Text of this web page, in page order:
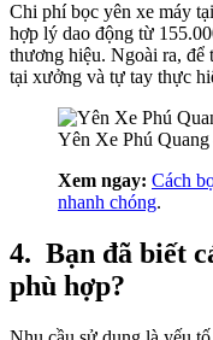
Chi phí bọc yên xe máy
hợp lý dao động từ
thương hiệu. Ngoài ra, để
tại xưởng và tự tay thực
Yên Xe Phú
Xem ngay: Cách
nhanh chóng.
4. Bạn đã biết
phù hợp?